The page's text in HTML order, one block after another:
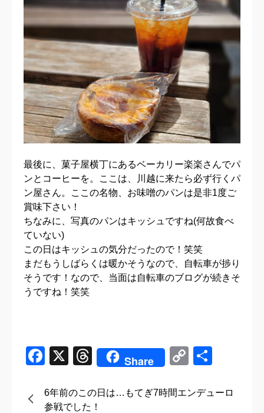
最後に、菓子屋横丁にあるベーカリー楽楽さんでパ
ンとコーヒーを。ここは、川越に来たら必ず行くパ
ン屋さん。ここの名物、お味噌のパンは是非1度ご
賞味下さい！
ちなみに、写真のパンはキッシュですね(何故食べ
ていない)
この日はキッシュの気分だったので！笑笑
まだもうしばらくは暖かそうなので、自転車が捗り
そうです！なので、当面は自転車のブログが続きそ
うですね！笑笑
Facebook
X Threads
Share
Copy
6年前のこの日は…もてぎ7時間エンデューロ
参戦でした！